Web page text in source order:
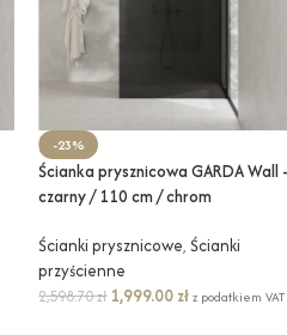
-23%
Ścianka prysznicowa GARDA Wall
czarny / 110 cm / chrom
Ścianki prysznicowe, Ścianki
przyścienne
2,598.70zł 1,999.00 zł z podatkiem VAT